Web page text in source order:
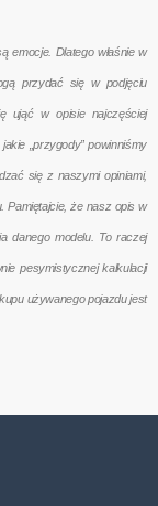
emocje. Dlatego właśnie w
przydać się w podjęciu
ująć w opisie najczęściej
„przygody” powinniśmy
się z naszymi opiniami,
Pamiętajcie, że nasz opis w
danego modelu. To raczej
pesymistycznej kalkulacji
używanego pojazdu jest